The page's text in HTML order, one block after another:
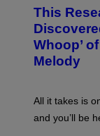
Y
I
M
A
G
E
O
R
O
B
Y
T
A
O
H
This
Whoop’
Melody
All it takes is
and you’ll be